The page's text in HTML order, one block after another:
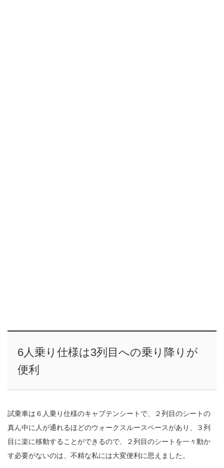
6人乗り仕様は3列目への乗り降りが
便利
試乗車は６人乗り仕様のキャプテンシートで、２列目のシートの
真ん中に人が通れるほどのウォークスルースペースがあり、３列
目に楽に移動することができるので、２列目のシートを一々動か
す必要がないのは、不精な私には大変便利に思えました。